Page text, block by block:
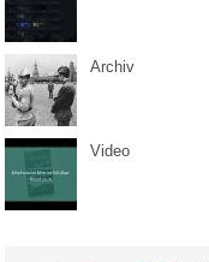
Archiv
Video